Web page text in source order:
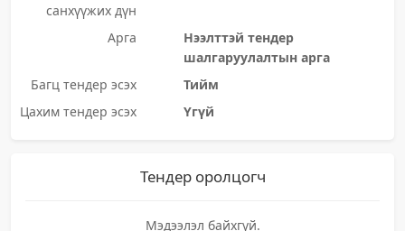
санхүүжих дүн
Арга
Нээлттэй тендер
шалгаруулалтын арга
Багц тендер эсэх
Тийм
Цахим тендер эсэх
Үгүй
Тендер оролцогч
Мэдээлэл байхгүй.